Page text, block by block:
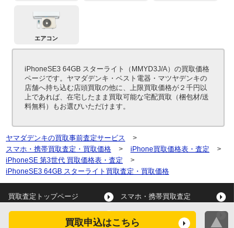
買取申込はこちら
エアコン
iPhoneSE3 64GB スターライト（MMYD3J/A）の買取価格
ページです。ヤマダデンキ・ベスト電器・マツヤデンキの
店舗へ持ち込む店頭買取の他に、上限買取価格が２千円以
上であれば、在宅したまま買取可能な宅配買取（梱包材/送
料無料）もお選びいただけます。
ヤマダデンキの買取事前査定サービス
>
スマホ・携帯買取査定・買取価格
> iPhone買取価格表・査定
>
iPhoneSE 第3世代 買取価格表・査定
>
iPhoneSE3 64GB スターライト買取査定・買取価格
買取査定トップページ スマホ・携帯買取査定
タブレット買取査定